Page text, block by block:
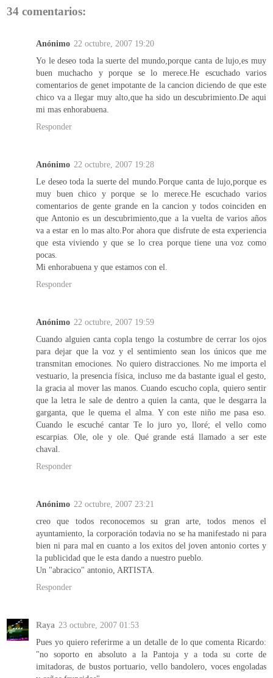
34 comentarios:
Anónimo 22 octubre, 2007 19:20
Yo le deseo toda la suerte del mundo,porque canta de lujo,es muy
buen muchacho y porque se lo merece.He escuchado varios
comentarios de genet impotante de la cancion diciendo de que este
chico va a llegar muy alto,que ha sido un descubrimiento.De aqui
mi mas enhorabuena.
Responder
Anónimo 22 octubre, 2007 19:28
Le deseo toda la suerte del mundo.Porque canta de lujo,porque es
muy buen chico y porque se lo merece.He escuchado varios
comentarios de gente grande en la cancion y todos coinciden en
que Antonio es un descubrimiento,que a la vuelta de varios años
va a estar en lo mas alto.Por ahora que disfrute de esta experiencia
que esta viviendo y que se lo crea porque tiene una voz como
pocas.
Mi enhorabuena y que estamos con el.
Responder
Anónimo 22 octubre, 2007 19:59
Cuando alguien canta copla tengo la costumbre de cerrar los ojos
para dejar que la voz y el sentimiento sean los únicos que me
transmitan emociones. No quiero distracciones. No me importa el
vestuario, la presencia física, incluso me da bastante igual el gesto,
la gracia al mover las manos. Cuando escucho copla, quiero sentir
que la letra le sale de dentro a quien la canta, que le desgarra la
garganta, que le quema el alma. Y con este niño me pasa eso.
Cuando le escuché cantar Te lo juro yo, lloré; el vello como
escarpias. Ole, ole y ole. Qué grande está llamado a ser este
chaval.
Responder
Anónimo 22 octubre, 2007 23:21
creo que todos reconocemos su gran arte, todos menos el
ayuntamiento, la corporación todavia no se ha manifestado ni para
bien ni para mal en cuanto a los exitos del joven antonio cortes y
la publicidad que le esta dando a nuestro pueblo.
Un "abracico" antonio, ARTISTA.
Responder
Raya 23 octubre, 2007 01:53
Pues yo quiero referirme a un detalle de lo que comenta Ricardo:
"no soporto en absoluto a la Pantoja y a toda su corte de
imitadoras, de bustos portuario, vello bandolero, voces engoladas